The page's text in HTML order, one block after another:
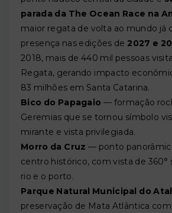
parada da The Ocean Race na
maior regata de volta ao mundo já
presença nas edições de 2027 e
2018, mais de 440 mil pessoas
Regata, gerando impacto
83 milhões em Santa Catarina.
Bico do Papagaio — formação
Geremias que se tornou símbolo
mirante e vista privilegiada.
Morro da Cruz — ponto
centro histórico, com vista de 360°
rio e o porto.
Parque Natural Municipal do
preservação de Mata Atlântica